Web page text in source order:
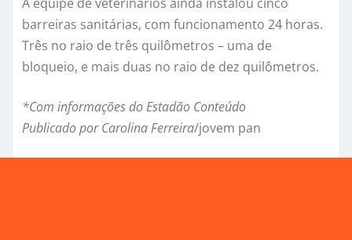
barreiras sanitárias, com funcionamento 24 horas.
Três no raio de três quilômetros – uma de
bloqueio, e mais duas no raio de dez quilômetros.
*Com informações do Estadão Conteúdo
Publicado por Carolina Ferreira/jovem pan